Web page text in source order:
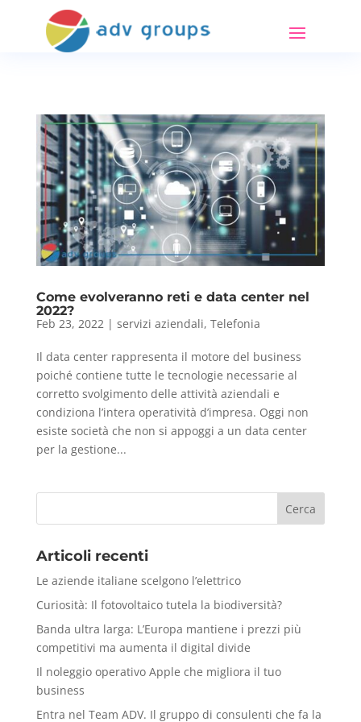
Come evolveranno reti e data center nel
2022?
Feb 23, 2022| servizi aziendali, Telefonia
Il data center rappresenta il motore del business
poiché contiene tutte le tecnologie necessarie al
corretto svolgimento delle attività aziendali e
condiziona l’intera operatività d’impresa. Oggi non
esiste società che non si appoggi a un data center
per la gestione...
Articoli recenti
Le aziende italiane scelgono l’elettrico
Curiosità: Il fotovoltaico tutela la biodiversità?
Banda ultra larga: L’Europa mantiene i prezzi più
competitivi ma aumenta il digital divide
Il noleggio operativo Apple che migliora il tuo
business
Entra nel Team ADV. Il gruppo di consulenti che fa la